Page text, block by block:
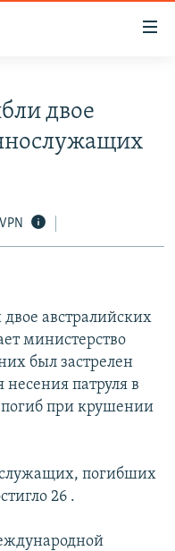
двое
австралийских
министерство
был застрелен
патруля в
при крушении
погибших
26 .